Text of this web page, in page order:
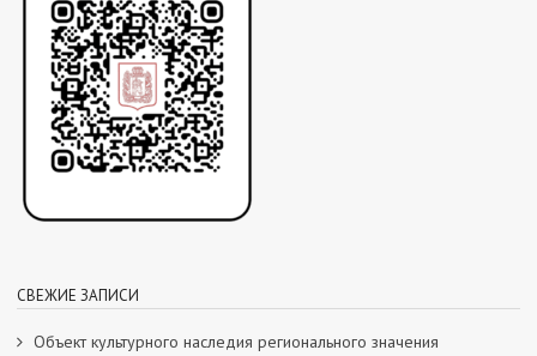
СВЕЖИЕ ЗАПИСИ
Объект культурного наследия регионального значения